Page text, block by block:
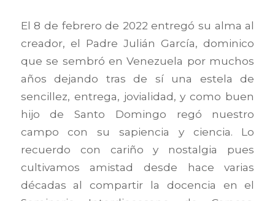
El 8 de febrero de 2022 entregó su alma al
creador, el Padre Julián García, dominico
que se sembró en Venezuela por muchos
años dejando tras de sí una estela de
sencillez, entrega, jovialidad, y como buen
hijo de Santo Domingo regó nuestro
campo con su sapiencia y ciencia. Lo
recuerdo con cariño y nostalgia pues
cultivamos amistad desde hace varias
décadas al compartir la docencia en el